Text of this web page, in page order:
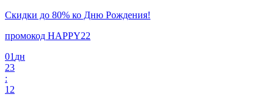
Скидки до 80% ко Дню Рождения!
промокод HAPPY22
01 дн
23
:
12